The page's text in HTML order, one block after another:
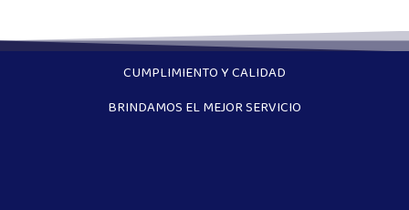
CUMPLIMIENTO Y CALIDAD
BRINDAMOS EL MEJOR SERVICIO